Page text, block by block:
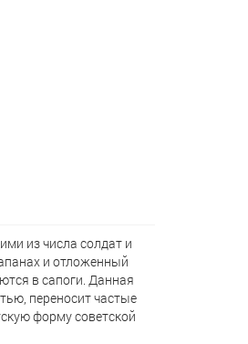
из числа солдат и
и отложенный
в сапоги. Данная
переносит частые
форму советской